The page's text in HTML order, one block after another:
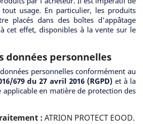
usage. En particulier, les produits
placés dans des boîtes d'appâtage
cet effet, disponibles à la vente sur le
données personnelles
personnelles conformément au
679 du 27 avril 2016 (RGPD) et à la
en matière de protection des
: ATRION PROTECT EOOD.